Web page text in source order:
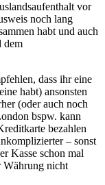
vor
noch lang
habt und auch
dem
dass ihr eine
habt) ansonsten
(oder auch noch
bspw. kann
bezahlen
– sonst
Kasse schon mal
Währung nicht